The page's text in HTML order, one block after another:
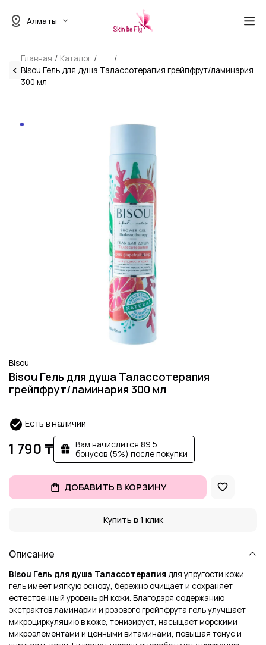
Алматы
Главная Каталог
...
Bisou Гель для душа Талассотерапия грейпфрут/ламинария
300 мл
Bisou
Bisou Гель для душа Талассотерапия
грейпфрут/ламинария 300 мл
Есть в наличии
1 790 ₸
Вам начислится 89.5
бонусов (5%) после покупки
ДОБАВИТЬ В КОРЗИНУ
Купить в 1 клик
Описание
Bisou Гель для душа Талассотерапия для упругости кожи.
гель имеет мягкую основу, бережно очищает и сохраняет
естественный уровень pH кожи. Благодаря содержанию
экстрактов ламинарии и розового грейпфрута гель улучшает
микроциркуляцию в коже, тонизирует, насыщает морскими
микроэлементами и ценными витаминами, повышая тонус и